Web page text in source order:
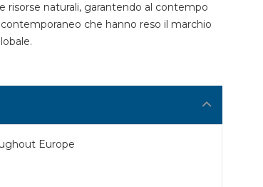
risorse naturali, garantendo al contempo
che hanno reso il marchio
Europe